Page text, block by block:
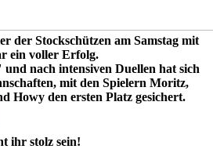
der Stockschützen am Samstag mit
ein voller Erfolg.
nach intensiven Duellen hat sich
mit den Spielern Moritz,
Howy den ersten Platz gesichert.
ihr stolz sein!